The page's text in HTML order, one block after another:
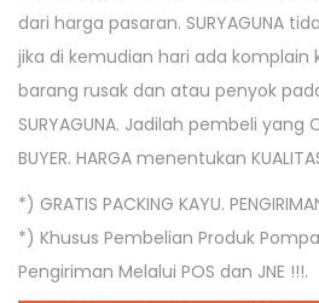
dari harga pasaran. SURYAGUNA
jika di kemudian hari ada komplain
barang rusak dan atau penyok
SURYAGUNA. Jadilah pembeli yang
BUYER. HARGA menentukan
*) GRATIS PACKING KAYU.
*) Khusus Pembelian Produk
Pengiriman Melalui POS dan JNE !!!.